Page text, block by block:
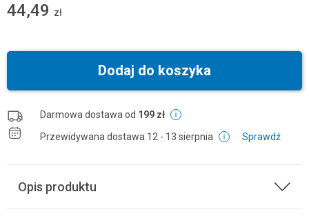
44,49 zł
Dodaj do koszyka
Darmowa dostawa od 199 zł
Przewidywana dostawa 12 - 13 sierpnia Sprawdź
Opis produktu